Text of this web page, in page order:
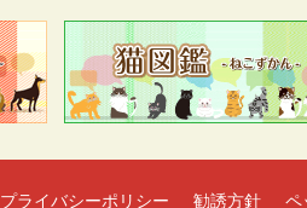
プライバシーポリシー 勧誘方針 ペ